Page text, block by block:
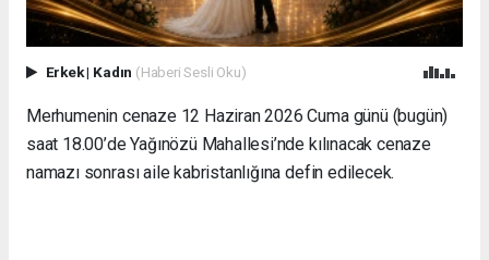
Erkek| Kadın (Haberi Sesli Oku)
Merhumenin cenaze 12 Haziran 2026 Cuma günü (bugün)
saat 18.00’de Yağınözü Mahallesi’nde kılınacak cenaze
namazı sonrası aile kabristanlığına defin edilecek.